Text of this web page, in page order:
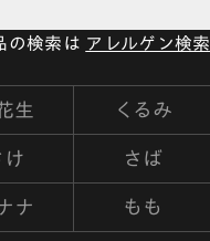
の検索は アレルゲン検索
生 くるみ
け さば
ナ もも